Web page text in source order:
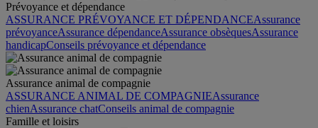
Prévoyance et dépendance
ASSURANCE PRÉVOYANCE ET DÉPENDANCEAssurance
prévoyanceAssurance dépendanceAssurance obsèquesAssurance
handicapConseils prévoyance et dépendance
Assurance animal de compagnie
ASSURANCE ANIMAL DE COMPAGNIEAssurance
chienAssurance chatConseils animal de compagnie
Famille et loisirs